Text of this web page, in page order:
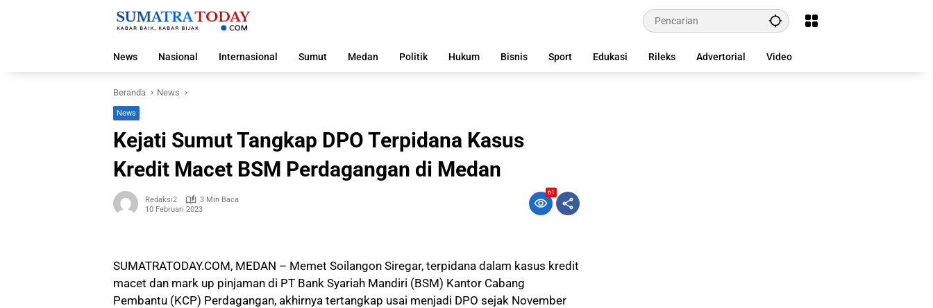
News
Nasional Internasional Sumut Medan Politik Hukum Bisnis Sport Edukasi Rileks Advertorial Video
Beranda News
News
Kejati Sumut Tangkap DPO Terpidana Kasus
Kredit Macet BSM Perdagangan di Medan
Redaksi2
3 Min Baca
10 Februari 2023
61
SUMATRATODAY.COM, MEDAN – Memet Soilangon Siregar, terpidana dalam kasus kredit
macet dan mark up pinjaman di PT Bank Syariah Mandiri (BSM) Kantor Cabang
Pembantu (KCP) Perdagangan, akhirnya tertangkap usai menjadi DPO sejak November